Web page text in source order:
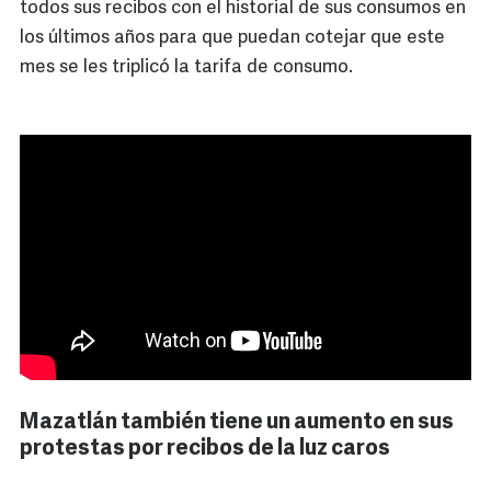
todos sus recibos con el historial de sus consumos en
los últimos años para que puedan cotejar que este
mes se les triplicó la tarifa de consumo.
Mazatlán también tiene un aumento en sus
protestas por recibos de la luz caros